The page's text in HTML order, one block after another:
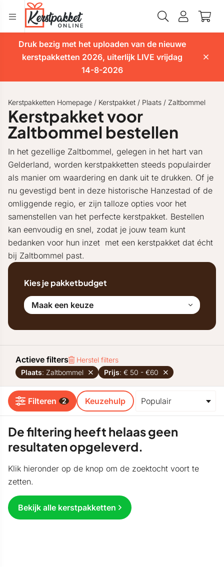
Druk bezig met het uploaden van de nieuwe
kerstpakketten 2026, uiterlijk LIVE vrijdag
14-8-2026
Kerstpakketten Homepage / Kerstpakket / Plaats / Zaltbommel
Kerstpakket voor
Zaltbommel bestellen
In het gezellige Zaltbommel, gelegen in het hart van
Gelderland, worden kerstpakketten steeds populairder
als manier om waardering en dank uit te drukken. Of je
nu gevestigd bent in deze historische Hanzestad of de
omliggende regio, er zijn talloze opties voor het
samenstellen van het perfecte kerstpakket. Bestellen
kan eenvoudig en snel, zodat je jouw team kunt
bedanken voor hun inzet met een kerstpakket dat écht
bij Zaltbommel past.
Kies je pakketbudget
Maak een keuze
Actieve filters
Herstel filters
Plaats: Zaltbommel Prijs: € 50 - €60
Filteren 2 Keuzehulp
De filtering heeft helaas geen
resultaten opgeleverd.
Klik hieronder op de knop om de zoektocht voort te
zetten.
Bekijk alle kerstpakketten